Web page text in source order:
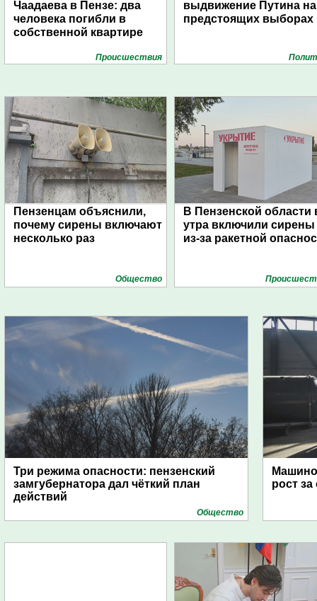
Чаадаева в Пензе: два
человека погибли в
собственной квартире
Проиcшествия
выдвижение Путина на
предстоящих выборах
Пензенцам объяснили,
почему сирены включают
несколько раз
Общество
В Пензенской области
утра включили сирены
из-за ракетной
Три режима опасности: пензенский
замгубернатора дал чёткий план
действий
Общество
рост за